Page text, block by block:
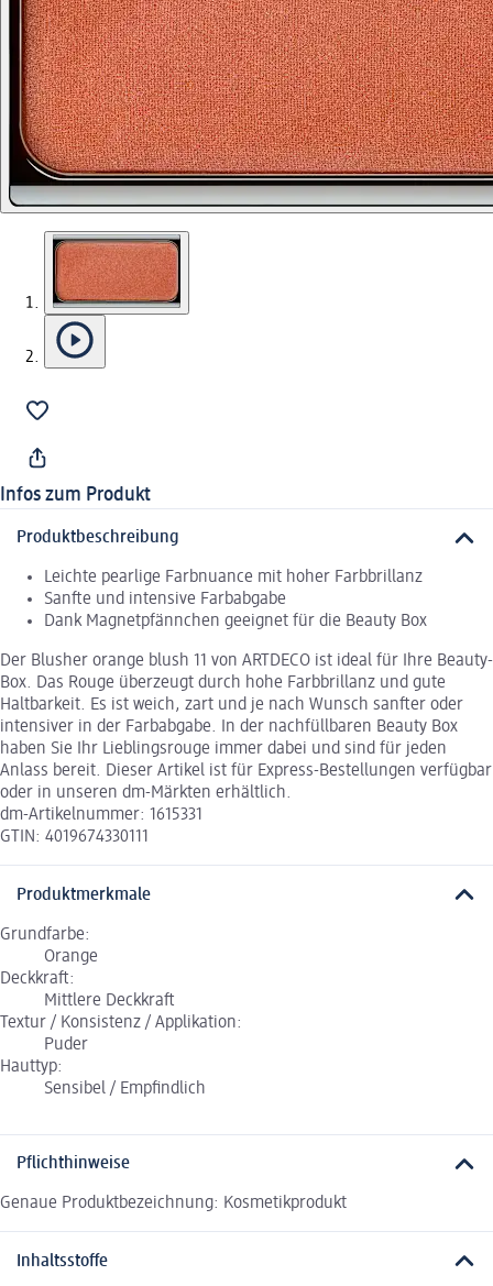
Infos zum Produkt
Produktbeschreibung
Leichte pearlige Farbnuance mit hoher Farbbrillanz
Sanfte und intensive Farbabgabe
Dank Magnetpfännchen geeignet für die Beauty Box
Der Blusher orange blush 11 von ARTDECO ist ideal für Ihre Beauty-
Box. Das Rouge überzeugt durch hohe Farbbrillanz und gute
Haltbarkeit. Es ist weich, zart und je nach Wunsch sanfter oder
intensiver in der Farbabgabe. In der nachfüllbaren Beauty Box
haben Sie Ihr Lieblingsrouge immer dabei und sind für jeden
Anlass bereit. Dieser Artikel ist für Express-Bestellungen verfügbar
oder in unseren dm-Märkten erhältlich.
dm-Artikelnummer: 1615331
GTIN: 4019674330111
Produktmerkmale
Grundfarbe:
Orange
Deckkraft:
Mittlere Deckkraft
Textur / Konsistenz / Applikation:
Puder
Hauttyp:
Sensibel / Empfindlich
Pflichthinweise
Genaue Produktbezeichnung: Kosmetikprodukt
Inhaltsstoffe